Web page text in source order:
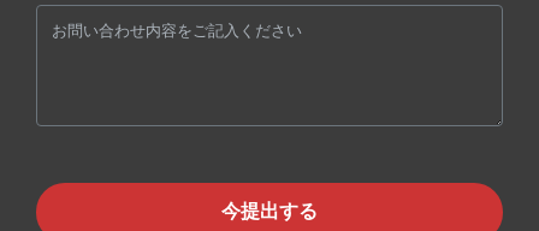
今提出する